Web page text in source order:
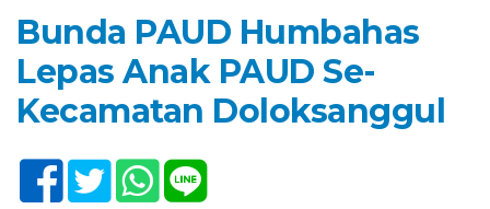
Bunda PAUD Humbahas
Lepas Anak PAUD Se-
Kecamatan Doloksanggul